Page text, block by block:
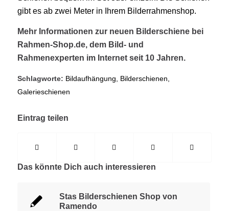
gibt es ab zwei Meter in Ihrem Bilderrahmenshop.
Mehr Informationen zur neuen Bilderschiene bei
Rahmen-Shop.de, dem Bild- und
Rahmenexperten im Internet seit 10 Jahren.
Schlagworte: Bildaufhängung Bilderschienen
Galerieschienen
Eintrag teilen
Das könnte Dich auch interessieren
Stas Bilderschienen Shop von
Ramendo